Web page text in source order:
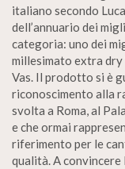
italiano secondo
dell’annuario dei
categoria: uno dei
millesimato extra dry
Vas. Il prodotto si è
riconoscimento alla
svolta a Roma, al
e che ormai
riferimento per le
qualità. A